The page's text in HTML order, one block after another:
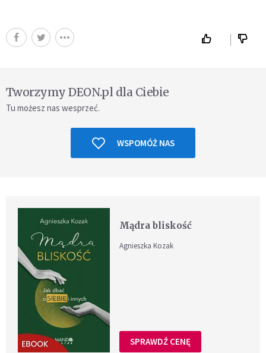
Tworzymy DEON.pl dla Ciebie
Tu możesz nas wesprzeć.
WSPOMÓŻ NAS
Mądra bliskość
Agnieszka Kozak
SPRAWDŹ CENĘ